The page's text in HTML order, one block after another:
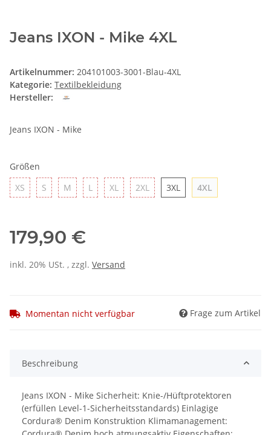
Jeans IXON - Mike 4XL
Artikelnummer: 204101003-3001-Blau-4XL
Kategorie: Textilbekleidung
Hersteller:
Jeans IXON - Mike
Größen
XS XS S M M L XL XL 2XL 2XL 3XL 4XL
179,90 €
inkl. 20% USt. , zzgl. Versand
Momentan nicht verfügbar Frage zum Artikel
Beschreibung
Jeans IXON - Mike Sicherheit: Knie-/Hüftprotektoren
(erfüllen Level-1-Sicherheitsstandards) Einlagige
Cordura® Denim Konstruktion Klimamanagement: